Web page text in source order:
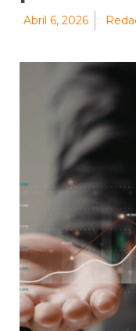
Abril 6, 2026